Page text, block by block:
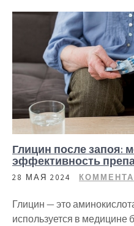
Глицин после запоя:
эффективность
28 МАЯ 2024
Глицин — это
используется в медицине